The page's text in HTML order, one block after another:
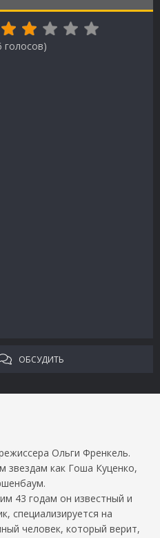
голосов)
ОБСУДИТЬ
Ольги Френкель.
звездам как Гоша Куценко,
43 годам он известный и
специализируется на
человек, который верит,